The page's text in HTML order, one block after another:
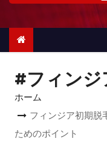
#フィンジ
ホーム
フィンジア初期脱
ためのポイント